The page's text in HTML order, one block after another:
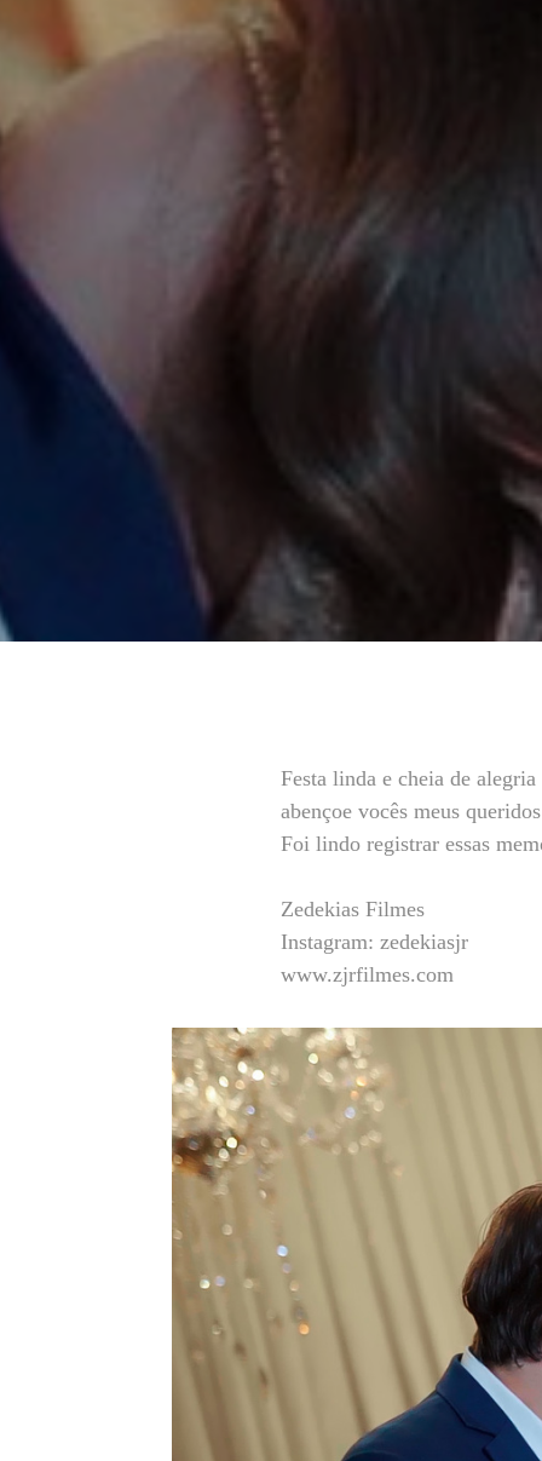
Festa linda e cheia de
abençoe vocês meus
Foi lindo registrar essas
Zedekias Filmes
Instagram: zedekiasjr
www.zjrfilmes.com